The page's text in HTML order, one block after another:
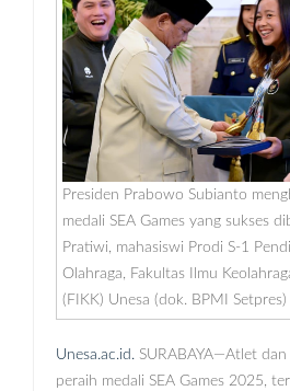
Presiden Prabowo Subianto
medali SEA Games yang sukses
Pratiwi, mahasiswi Prodi S-1
Olahraga, Fakultas Ilmu
(FIKK) Unesa (dok. BPMI Setpres)
Unesa.ac.id. SURABAYA—Atlet
peraih medali SEA Games 2025,